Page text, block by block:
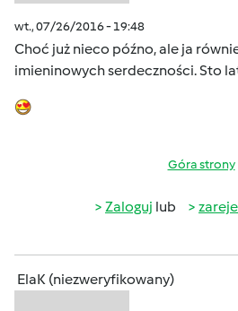
wt., 07/26/2016 - 19:48
Choć już nieco późno, ale ja
imieninowych serdeczności. Sto lat
Góra strony
Zaloguj lub
ElaK (niezweryfikowany)